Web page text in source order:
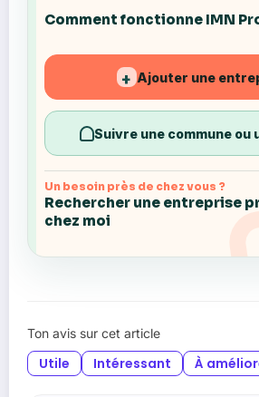
Comment fonctionne IMN
+ Ajouter une
Suivre une commune ou
Un besoin près de chez vous ?
Rechercher une entreprise
chez moi
Ton avis sur cet article
Utile Intéressant À